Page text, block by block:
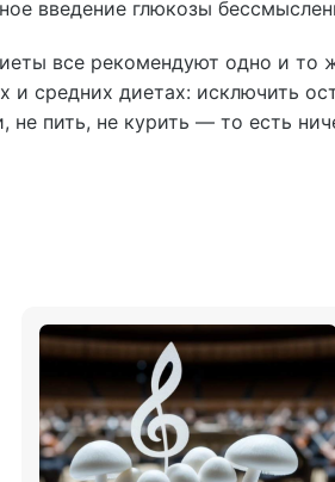
введение глюкозы
все рекомендуют одно и то
средних диетах: исключить
не пить, не курить — то есть